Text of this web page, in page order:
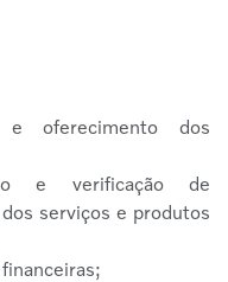
e oferecimento dos
e verificação de
serviços e produtos